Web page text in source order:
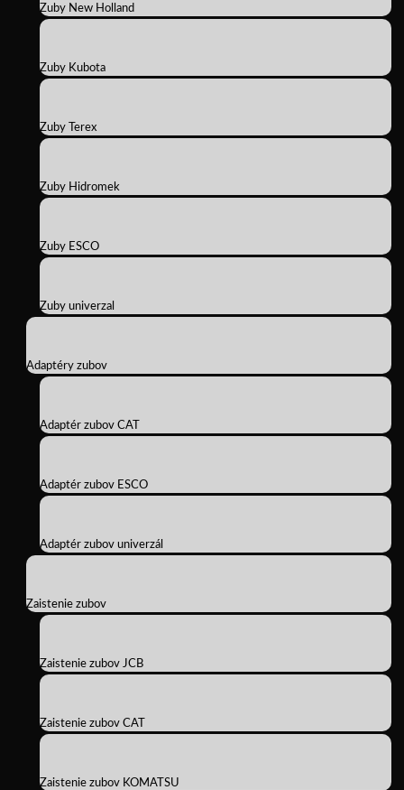
Zuby New Holland
Zuby Kubota
Zuby Terex
Zuby Hidromek
Zuby ESCO
Zuby univerzal
Adaptéry zubov
Adaptér zubov CAT
Adaptér zubov ESCO
Adaptér zubov univerzál
Zaistenie zubov
Zaistenie zubov JCB
Zaistenie zubov CAT
Zaistenie zubov KOMATSU